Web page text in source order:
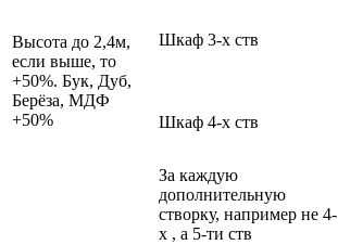
Высота до 2,4м,
если выше, то
+50%. Бук, Дуб,
Берёза, МДФ
+50%
Шкаф 3-х ств
Шкаф 4-х ств
За каждую
дополнительную
створку, например не 4-
х , а 5-ти ств